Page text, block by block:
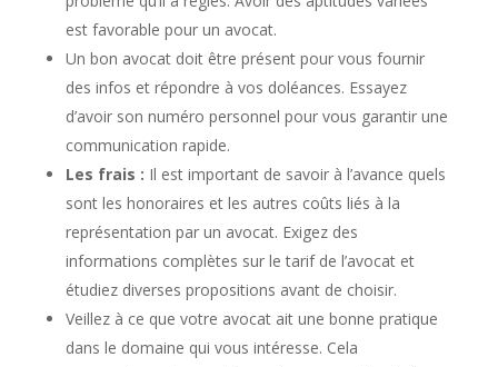
est favorable pour un avocat.
Un bon avocat doit être présent pour vous fournir
des infos et répondre à vos doléances. Essayez
d’avoir son numéro personnel pour vous garantir une
communication rapide.
Les frais : Il est important de savoir à l’avance quels
sont les honoraires et les autres coûts liés à la
représentation par un avocat. Exigez des
informations complètes sur le tarif de l’avocat et
étudiez diverses propositions avant de choisir.
Veillez à ce que votre avocat ait une bonne pratique
dans le domaine qui vous intéresse. Cela